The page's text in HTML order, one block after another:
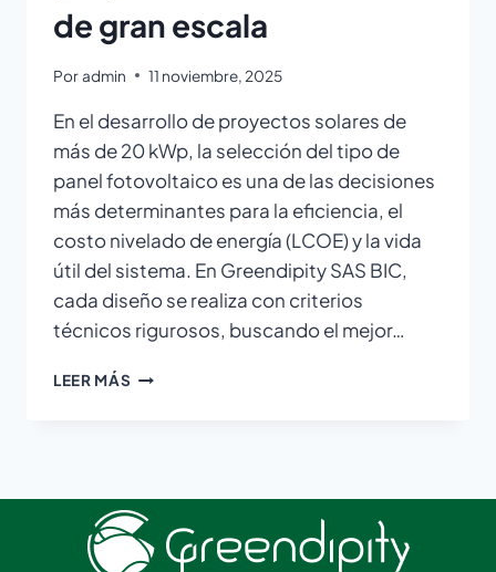
de gran escala
Poradmin 11 noviembre, 2025
En el desarrollo de proyectos solares de
más de 20 kWp, la selección del tipo de
panel fotovoltaico es una de las decisiones
más determinantes para la eficiencia, el
costo nivelado de energía (LCOE) y la vida
útil del sistema. En Greendipity SAS BIC,
cada diseño se realiza con criterios
técnicos rigurosos, buscando el mejor…
LEER MÁS